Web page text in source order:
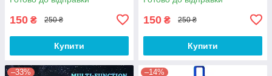
перезаряджається,
150 ₴ 250 ₴
Купити
перезаряджається,
150 ₴ 250 ₴
Купити
–33% –14%